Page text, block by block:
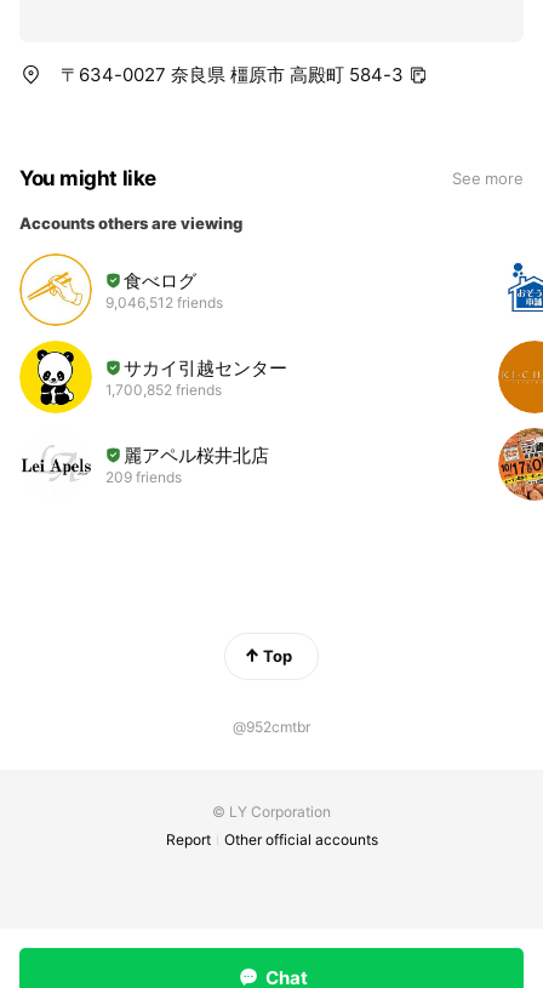
〒634-0027 奈良県 橿原市 高殿町 584-3
You might like See more
Accounts others are viewing
食べログ
9,046,512 friends
サカイ引越センター
1,700,852 friends
麗アペル桜井北店
209 friends
Top
@952cmtbr
© LY Corporation
Report
Other official accounts
Chat